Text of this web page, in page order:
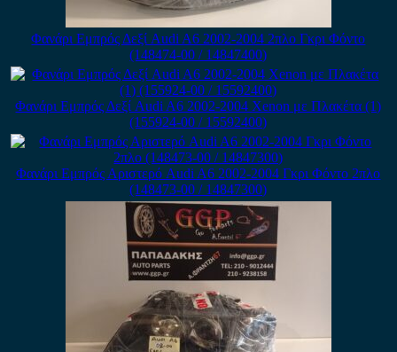
Φανάρι Εμπρός Δεξί Audi A6 2002-2004 2πλο Γκρι Φόντο
(148474-00 / 14847400)
Φανάρι Εμπρός Δεξί Audi A6 2002-2004 Xenon με Πλακέτα (1)
(155924-00 / 15592400)
Φανάρι Εμπρός Αριστερό Audi A6 2002-2004 Γκρι Φόντο 2πλο
(148473-00 / 14847300)